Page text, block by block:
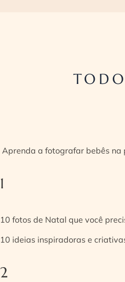
Aprenda a fotografar bebês na
1
10 fotos de Natal que você
10 ideias inspiradoras e
2